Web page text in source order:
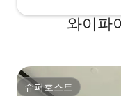
와이파
슈퍼호스트
슈퍼호스트